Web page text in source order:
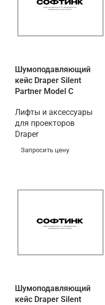
Шумоподавляющий
кейс Draper Silent
Partner Model C
Лифты и аксессуары
для проекторов
Draper
Запросить цену
Шумоподавляющий
кейс Draper Silent